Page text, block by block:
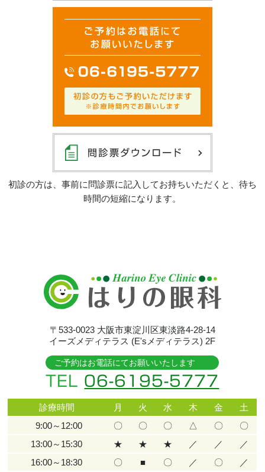
初診の方は、事前に問診票に記入してお持ちいただくと、待ち
時間の短縮になります。
〒533-0023 大阪市東淀川区東淡路4-28-14
イーズメディテラス (E'sメディテラス) 2F
ご予約はお電話にてお願いいたします
TEL 06-6195-5777
診療時間 月 火 水 木 金
土
9:00～12:00
〇 〇 〇 △ 〇
〇
13:00～15:30
★ ★ ★ ／ ／
／
16:00～18:30
〇 ■ 〇 ／ 〇 ／